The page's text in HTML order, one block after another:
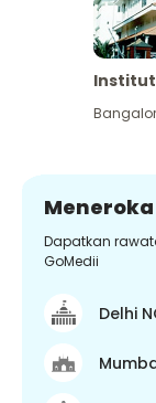
Meneroka
Dapatkan
GoMedii
Delhi